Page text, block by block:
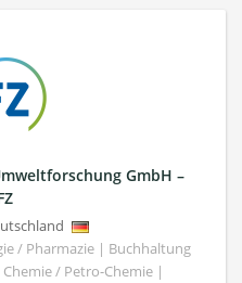
GmbH –
/ Pharmazie | Buchhaltung
/ Petro-Chemie |